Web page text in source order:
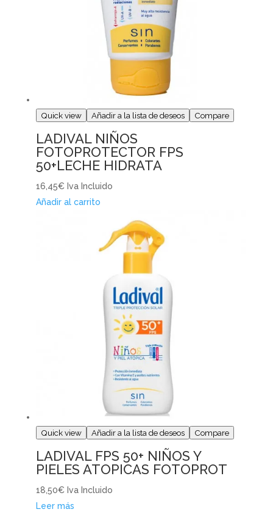
Quick view Añadir a la lista de deseos Compare
LADIVAL NIÑOS
FOTOPROTECTOR FPS
50+LECHE HIDRATA
16,45€ Iva Incluido
Añadir al carrito
Quick view Añadir a la lista de deseos Compare
LADIVAL FPS 50+ NIÑOS Y
PIELES ATOPICAS FOTOPROT
18,50€ Iva Incluido
Leer más